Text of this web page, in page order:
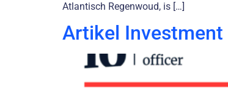
Atlantisch Regenwoud, is […]
Artikel Investment